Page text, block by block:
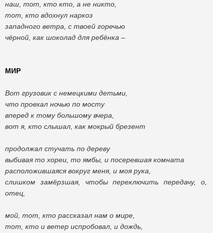
наш, тот, кто кто, а не никто,
тот, кто вдохнул наркоз
западного ветра, с твоей горечью
чёрной, как шоколад для ребёнка –
МИР
Вот грузовик с немецкими детьми,
что проехал ночью по мосту
вперед к тому большому вчера,
вот я, кто слышал, как мокрый брезент
продолжал стучать по дереву
выбивая то хореи, то ямбы, и посеревшая комната
расположившаяся вокруг меня, и моя рука,
слишком замёрзшая, чтобы переключить передачу, о,
отец,
мой, тот, кто рассказал нам о мире,
тот, кто и ветер испробовал, и дождь,